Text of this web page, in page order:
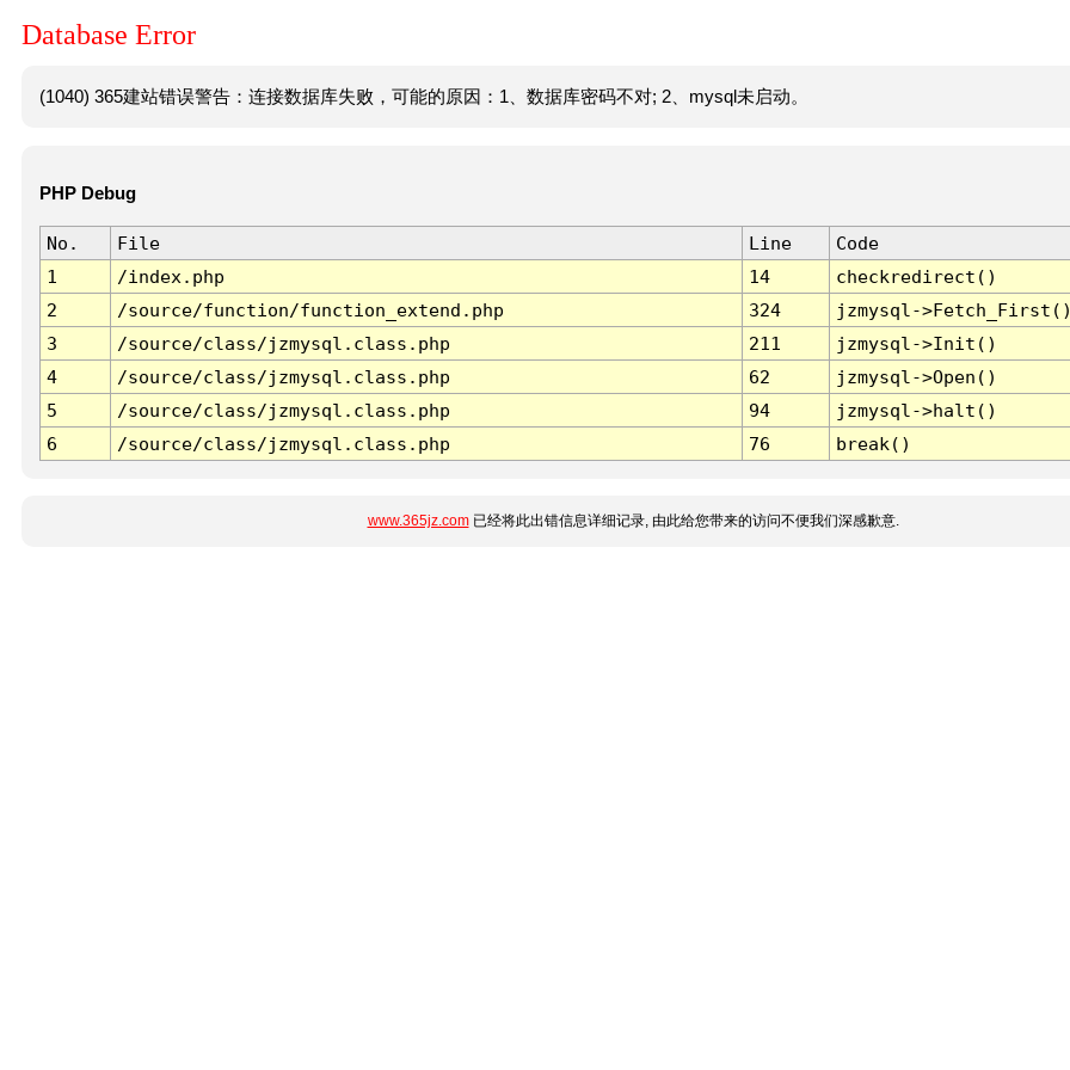
Database Error
(1040) 365建站错误警告：连接数据库失败，可能的原因：1、数据库密码不对; 2、mysql未启动。
PHP Debug
No. File Line
Code
1
/index.php 14
checkredirect()
2
/source/function/function_extend.php 324
jzmysql-
3
/source/class/jzmysql.class.php 211
jzmysql->Init()
4
/source/class/jzmysql.class.php 62
jzmysql->Open()
5
/source/class/jzmysql.class.php 94
jzmysql->halt()
6
/source/class/jzmysql.class.php 76 break()
www.365jz.com已经将此出错信息详细记录, 由此给您带来的访问不便我们深感歉意.